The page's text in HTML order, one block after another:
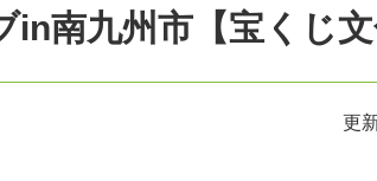
in南九州市【宝くじ文
更